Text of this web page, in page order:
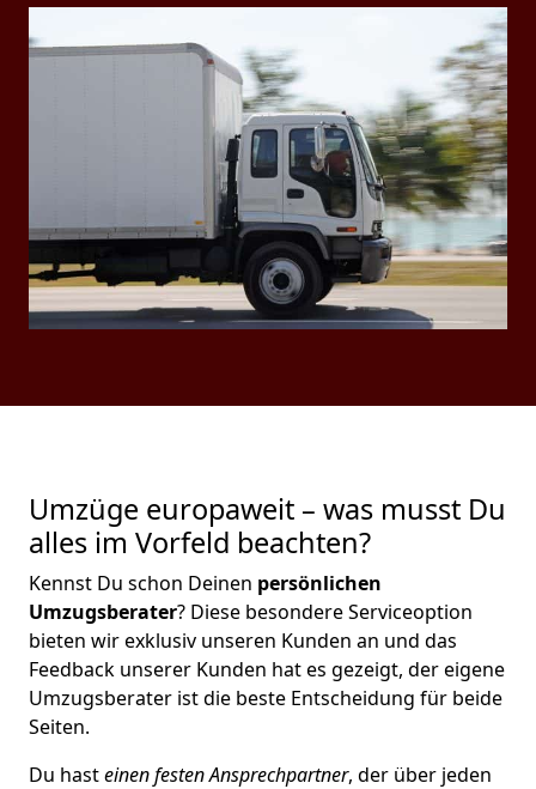
Umzüge europaweit – was musst Du
alles im Vorfeld beachten?
Kennst Du schon Deinen persönlichen
Umzugsberater? Diese besondere Serviceoption
bieten wir exklusiv unseren Kunden an und das
Feedback unserer Kunden hat es gezeigt, der eigene
Umzugsberater ist die beste Entscheidung für beide
Seiten.
Du hasteinen festen Ansprechpartner, der über jeden